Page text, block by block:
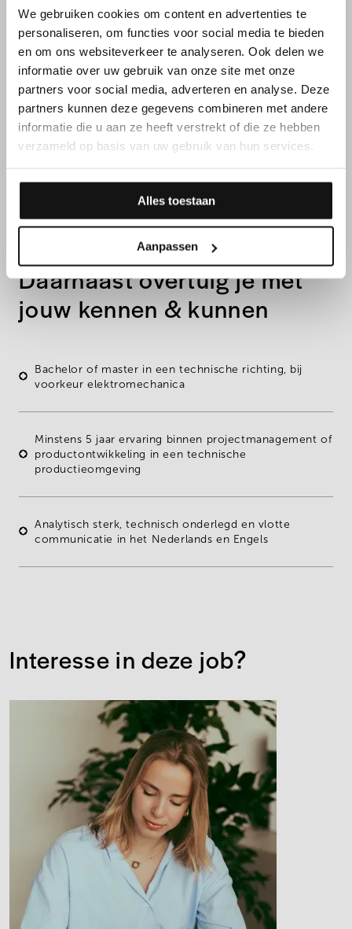
We gebruiken cookies om content en advertenties te
personaliseren, om functies voor social media te bieden
en om ons websiteverkeer te analyseren. Ook delen we
informatie over uw gebruik van onze site met onze
partners voor social media, adverteren en analyse. Deze
partners kunnen deze gegevens combineren met andere
informatie die u aan ze heeft verstrekt of die ze hebben
verzameld op basis van uw gebruik van hun services.
Alles toestaan
Aanpassen
FUNCTIEVEREISTEN
Daarnaast overtuig je met
jouw kennen & kunnen
Bachelor of master in een technische richting, bij
voorkeurelektromechanica
Minstens 5 jaar ervaring binnen projectmanagement of
productontwikkeling in een technische
productieomgeving
Analytisch sterk, technisch onderlegd en vlotte
communicatie in het Nederlands en Engels
Interesse in deze job?